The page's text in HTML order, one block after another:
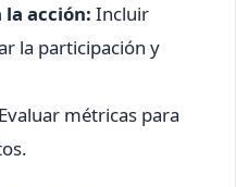
la acción: Incluir
la participación y
Evaluar métricas para